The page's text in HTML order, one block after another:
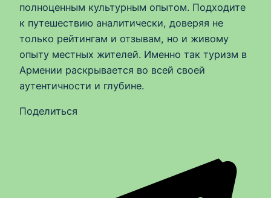
полноценным культурным опытом. Подходите
к путешествию аналитически, доверяя не
только рейтингам и отзывам, но и живому
опыту местных жителей. Именно так туризм в
Армении раскрывается во всей своей
аутентичности и глубине.
Поделиться